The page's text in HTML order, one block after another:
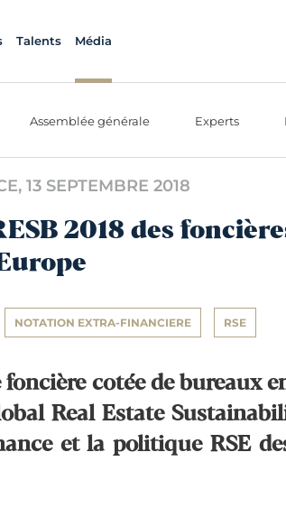
Talents Média
Assemblée générale Experts
13 SEPTEMBRE 2018
2018 des
NOTATION EXTRA-FINANCIERE RSE
cotée de bureaux
Real Estate
et la politique RSE